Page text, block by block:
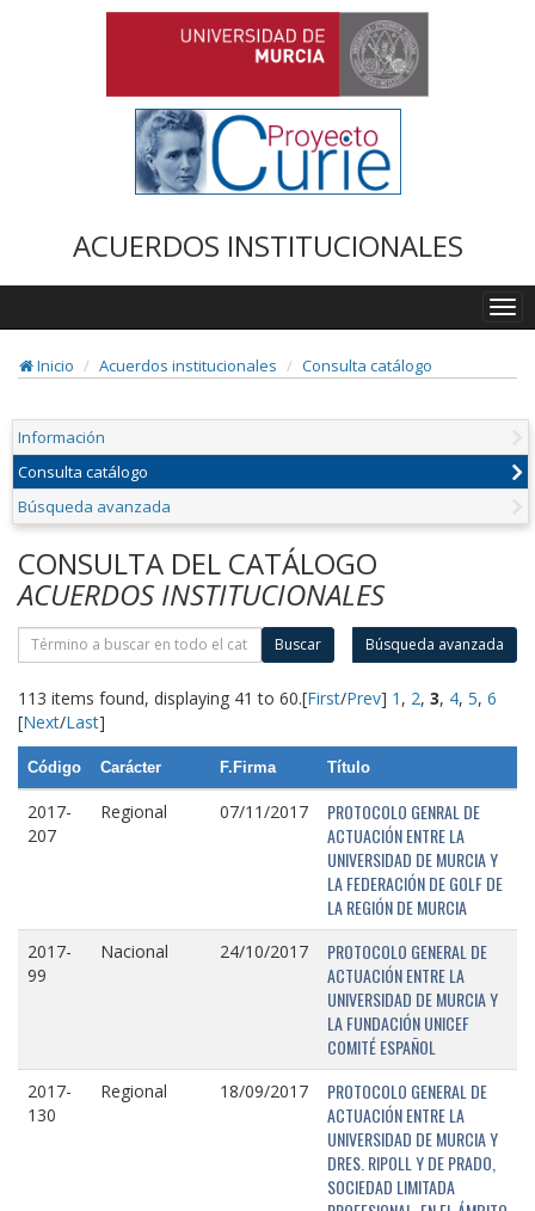
ACUERDOS INSTITUCIONALES
Inicio
Acuerdos institucionales Consulta catálogo
Información
Consulta catálogo
Búsqueda avanzada
CONSULTA DEL CATÁLOGO
ACUERDOS INSTITUCIONALES
Buscar Búsqueda avanzada
113 items found, displaying 41 to 60.[First/Prev] 1 , 2, 3, 4, 5, 6
[Next/Last]
Código Carácter F.Firma Título
2017-
207
Regional 07/11/2017
PROTOCOLO GENRAL DE
ACTUACIÓN ENTRE LA
UNIVERSIDAD DE MURCIA Y
LA FEDERACIÓN DE GOLF DE
LA REGIÓN DE MURCIA
2017-
99
Nacional 24/10/2017
PROTOCOLO GENERAL DE
ACTUACIÓN ENTRE LA
UNIVERSIDAD DE MURCIA Y
LA FUNDACIÓN UNICEF
COMITÉ ESPAÑOL
2017-
130
Regional 18/09/2017
PROTOCOLO GENERAL DE
ACTUACIÓN ENTRE LA
UNIVERSIDAD DE MURCIA Y
DRES. RIPOLL Y DE PRADO,
SOCIEDAD LIMITADA